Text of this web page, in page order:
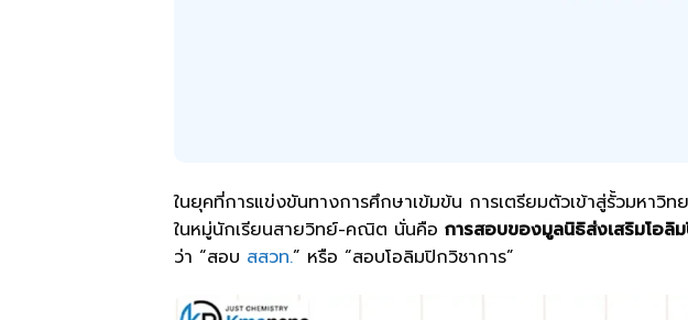
ในยุคที่การแข่งขันทางการศึกษาเข้มข้น การเตรียมตัวเข้าสู่รั้วมหา
ในหมู่นักเรียนสายวิทย์-คณิต นั่นคือ การสอบของมูลนิธิส่งเสริมโอลิ
ว่า “สอบ สสวท.” หรือ “สอบโอลิมปิกวิชาการ”